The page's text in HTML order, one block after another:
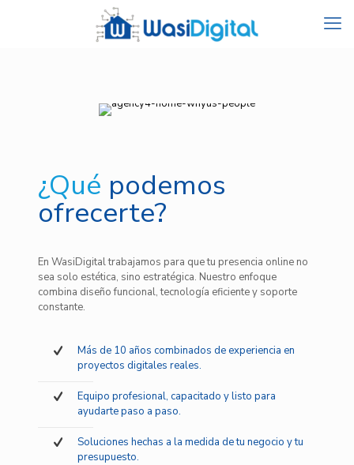
¿Qué podemos
ofrecerte?
En WasiDigital trabajamos para que tu presencia online no
sea solo estética, sino estratégica. Nuestro enfoque
combina diseño funcional, tecnología eficiente y soporte
constante.
Más de 10 años combinados de experiencia en
proyectos digitales reales.
Equipo profesional, capacitado y listo para
ayudarte paso a paso.
Soluciones hechas a la medida de tu negocio y tu
presupuesto.